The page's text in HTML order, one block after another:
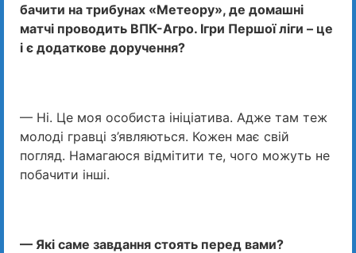
бачити на трибунах «Метеору», де домашні
матчі проводить ВПК-Агро. Ігри Першої ліги – це
і є додаткове доручення?
— Ні. Це моя особиста ініціатива. Адже там теж
молоді гравці з’являються. Кожен має свій
погляд. Намагаюся відмітити те, чого можуть не
побачити інші.
— Які саме завдання стоять перед вами?